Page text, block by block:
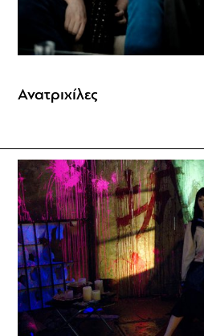
Ανατριχίλες